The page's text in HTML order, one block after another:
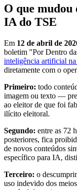
O que mudou
IA do TSE
Em 12 de abril de
boletim "Por Dentro
inteligência artificial
diretamente com o
Primeiro: todo
imagem ou texto —
ao eleitor de que foi
ilícito eleitoral.
Segundo: entre as 72
posteriores, fica
de novos conteúdos
específico para IA,
Terceiro: o
uso indevido dos